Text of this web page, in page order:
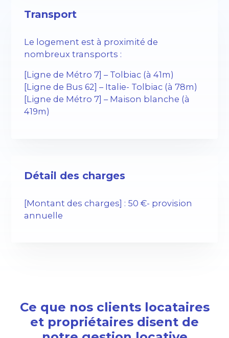
Transport
Le logement est à proximité de
nombreux transports :
[Ligne de Métro 7] – Tolbiac (à 41m)
[Ligne de Bus 62] – Italie- Tolbiac (à 78m)
[Ligne de Métro 7] – Maison blanche (à
419m)
Détail des charges
[Montant des charges] : 50 €- provision
annuelle
Ce que nos clients locataires
et propriétaires disent de